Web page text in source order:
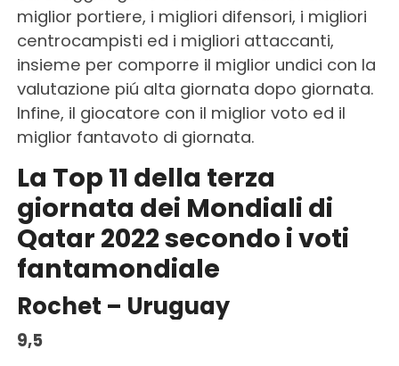
miglior portiere, i migliori difensori, i migliori
centrocampisti ed i migliori attaccanti,
insieme per comporre il miglior undici con la
valutazione piú alta giornata dopo giornata.
Infine, il giocatore con il miglior voto ed il
miglior fantavoto di giornata.
La Top 11 della terza
giornata dei Mondiali di
Qatar 2022 secondo i voti
fantamondiale
Rochet – Uruguay
9,5